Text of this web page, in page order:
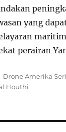
yang
maritim
perairan
Tags
Drone Amerika
Houthi